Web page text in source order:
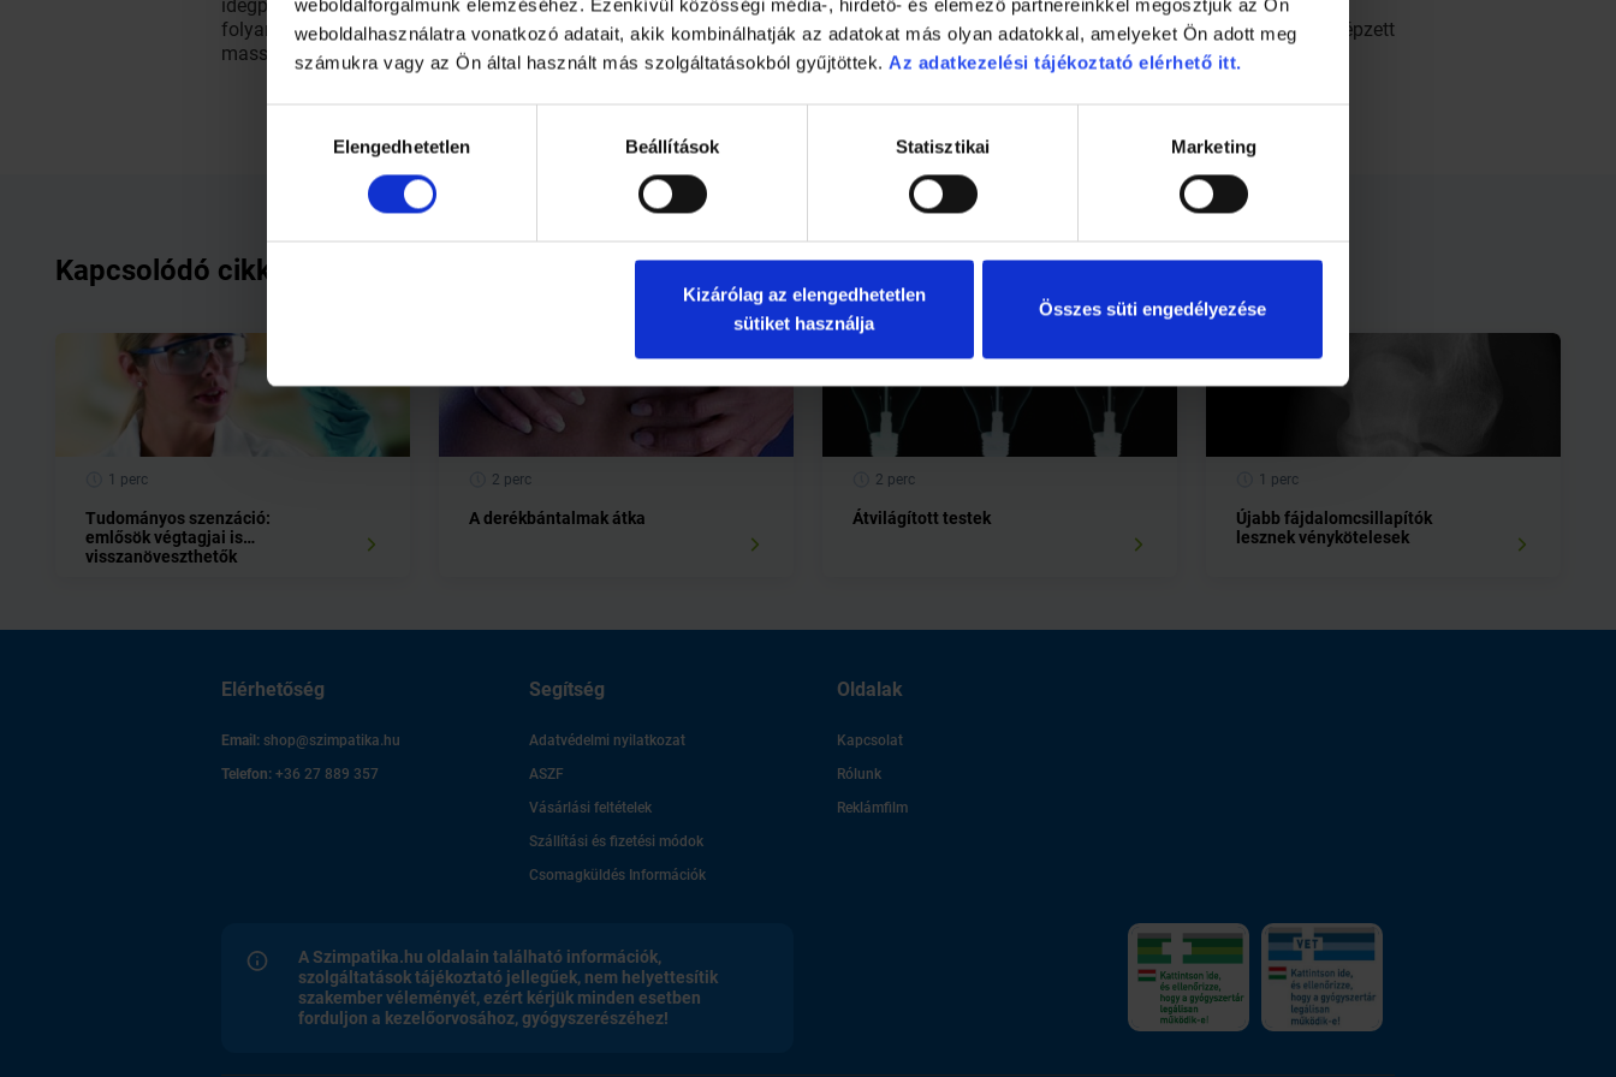
weboldalforgalmunk elemzéséhez. Ezenkívül közösségi média-, hirdető- és elemező partnereinkkel megosztjuk az Ön
weboldalhasználatra vonatkozó adatait, akik kombinálhatják az adatokat más olyan adatokkal, amelyeket Ön adott meg
számukra vagy az Ön által használt más szolgáltatásokból gyűjtöttek. Az adatkezelési tájékoztató elérhető itt.
kiválasztásaElengedhetetlen Beállítások Statisztikai Marketing
Kizárólag az elengedhetetlen
sütiket használja
Összes süti engedélyezése
idegpályákra gyakorolt nyomás is megszűnik, a gerinc állapota javul, a fájdalom csökken, és megindulhat a szervezet öngyógyító
folyamata. Végezzünk rendszeresen gyógytornát, és a fájdalmas izomgörcsöt próbáljuk masszázzsal oldani – lehetőleg felkészült, képzett
masszőr segítségével.
Kapcsolódó cikkek
1 perc
Tudományos szenzáció:
emlősök végtagjai is
visszanöveszthetők
2 perc
A derékbántalmak átka
2 perc
Átvilágított testek
1 perc
Újabb fájdalomcsillapítók
lesznek vénykötelesek
Elérhetőség
Email: shop@szimpatika.hu
Telefon: +36 27 889 357
Segítség
Adatvédelmi nyilatkozat
ASZF
Vásárlási feltételek
Szállítási és fizetési módok
Csomagküldés Információk
Oldalak
Kapcsolat
Rólunk
Reklámfilm
A Szimpatika.hu oldalain található információk,
szolgáltatások tájékoztató jellegűek, nem helyettesítik
szakember véleményét, ezért kérjük minden esetben
forduljon a kezelőorvosához, gyógyszerészéhez!